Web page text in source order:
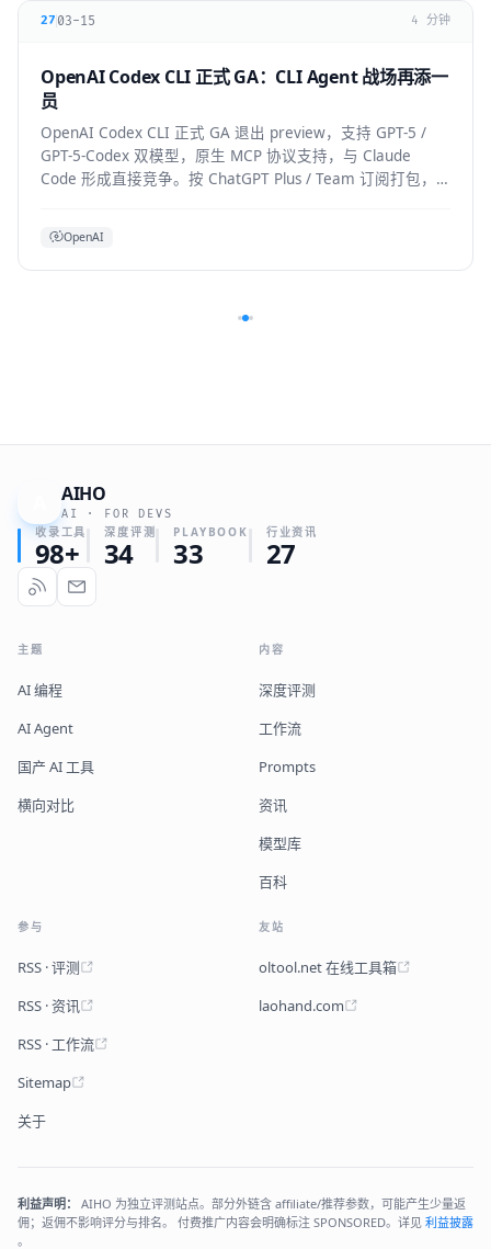
27 03-15 4 分钟
OpenAI Codex CLI 正式 GA：CLI Agent 战场再添一
员
OpenAI Codex CLI 正式 GA 退出 preview，支持 GPT-5 /
GPT-5-Codex 双模型，原生 MCP 协议支持，与 Claude
Code 形成直接竞争。按 ChatGPT Plus / Team 订阅打包，
OpenAI
AIHO
AI · FOR DEVS
收录工具
98+
深度评测
34
PLAYBOOK
33
行业资讯
27
主题
AI 编程
AI Agent
国产 AI 工具
横向对比
内容
深度评测
工作流
Prompts
资讯
模型库
百科
参与
RSS · 评测
RSS · 资讯
RSS · 工作流
Sitemap
关于
友站
oltool.net 在线工具箱
laohand.com
利益声明：
AIHO 为独立评测站点。部分外链含 affiliate/推荐参数，可能产生少量返
佣；返佣不影响评分与排名。 付费推广内容会明确标注 SPONSORED。详见 利益披露
。